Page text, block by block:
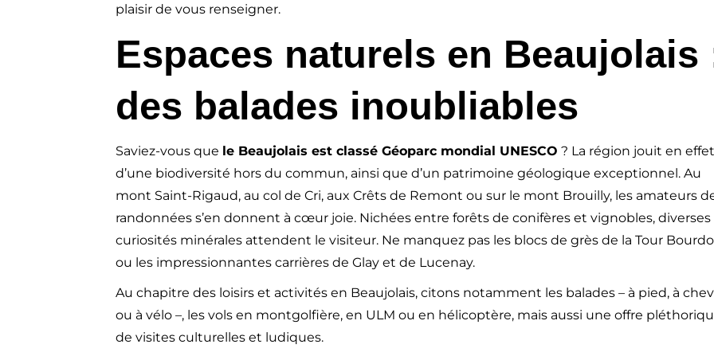
plaisir de vous renseigner.
Espaces naturels en Beaujolais
des balades inoubliables
Saviez-vous que le Beaujolais est classé Géoparc mondial UNESCO ? La région jouit en effet
d’une biodiversité hors du commun, ainsi que d’un patrimoine géologique exceptionnel. Au
mont Saint-Rigaud, au col de Cri, aux Crêts de Remont ou sur le mont Brouilly, les amateurs
randonnées s’en donnent à cœur joie. Nichées entre forêts de conifères et vignobles, diverses
curiosités minérales attendent le visiteur. Ne manquez pas les blocs de grès de la Tour
ou les impressionnantes carrières de Glay et de Lucenay.
Au chapitre des loisirs et activités en Beaujolais, citons notamment les balades – à pied, à
ou à vélo –, les vols en montgolfière, en ULM ou en hélicoptère, mais aussi une offre
de visites culturelles et ludiques.